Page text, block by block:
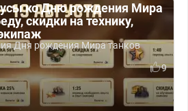
ко Дню рождения Мира
скидки на технику,
Дня рождения Мира танков
9